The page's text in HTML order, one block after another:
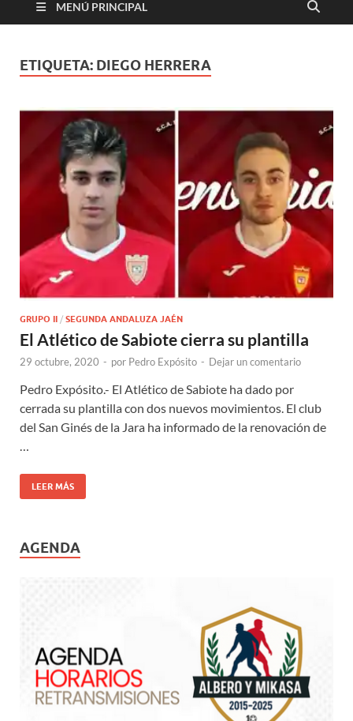
MENÚ PRINCIPAL
ETIQUETA: DIEGO HERRERA
GRUPO II / SEGUNDA ANDALUZA JAÉN
El Atlético de Sabiote cierra su plantilla
29 octubre, 2020 - por Pedro Expósito - Dejar un comentario
Pedro Expósito.- El Atlético de Sabiote ha dado por
cerrada su plantilla con dos nuevos movimientos. El club
del San Ginés de la Jara ha informado de la renovación de
…
LEER MÁS
AGENDA